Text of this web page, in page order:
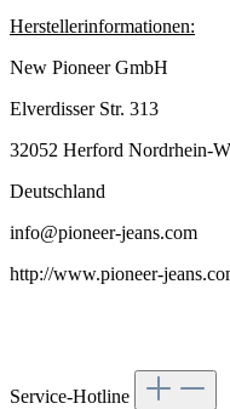
Herstellerinformationen:
New Pioneer GmbH
Elverdisser Str. 313
32052 Herford Nordrhein-
Deutschland
info@pioneer-jeans.com
http://www.pioneer-
Service-Hotline